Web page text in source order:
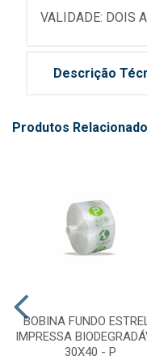
VALIDADE: DOIS
Descrição
Produtos
BOBINA FUNDO
IMPRESSA
30X40 - P